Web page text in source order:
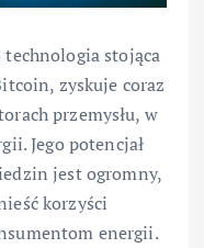
technologia stojąca
zyskuje coraz
przemysłu, w
Jego potencjał
jest ogromny,
korzyści
energii.